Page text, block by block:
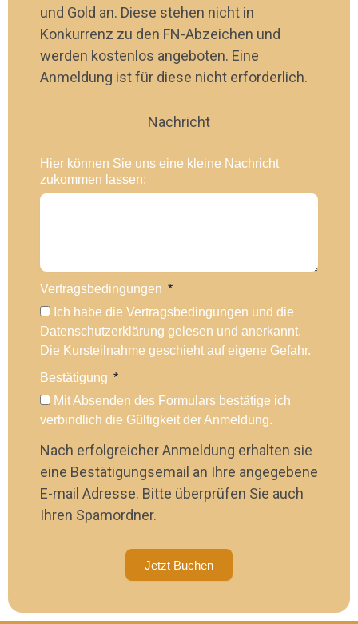
und Gold an. Diese stehen nicht in
Konkurrenz zu den FN-Abzeichen und
werden kostenlos angeboten. Eine
Anmeldung ist für diese nicht erforderlich.
Nachricht
Hier können Sie uns eine kleine Nachricht
zukommen lassen:
Vertragsbedingungen
Ich habe die Vertragsbedingungen und die
Datenschutzerklärung gelesen und anerkannt.
Die Kursteilnahme geschieht auf eigene Gefahr.
Bestätigung
Mit Absenden des Formulars bestätige ich
verbindlich die Gültigkeit der Anmeldung.
Nach erfolgreicher Anmeldung erhalten sie
eine Bestätigungsemail an Ihre angegebene
E-mail Adresse. Bitte überprüfen Sie auch
Ihren Spamordner.
Jetzt Buchen